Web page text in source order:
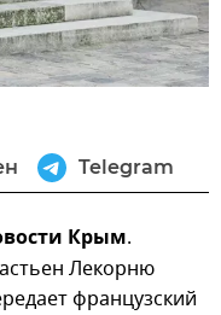
Telegram
Крым.
Лекорню
французский